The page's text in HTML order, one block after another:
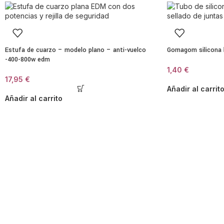
Estufa de cuarzo – modelo plano – anti-vuelco
-400-800w edm
17,95 €
Añadir al carrito
Gomagom silicona
1,40 €
Añadir al carrito